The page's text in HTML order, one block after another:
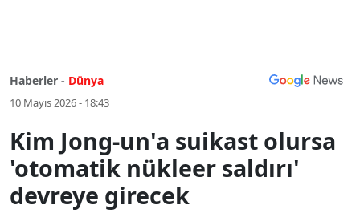
Haberler - Dünya
10 Mayıs 2026 - 18:43
Kim Jong-un'a suikast olursa
'otomatik nükleer saldırı'
devreye girecek